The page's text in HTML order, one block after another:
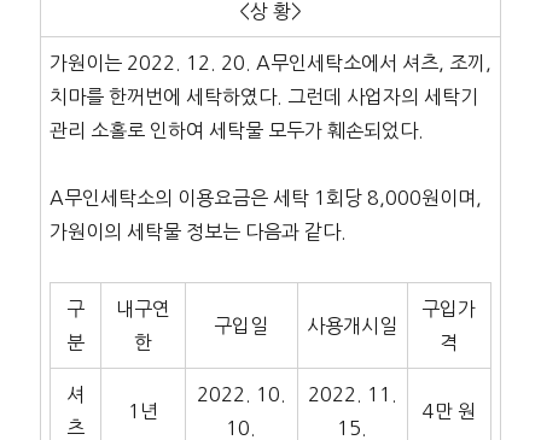
<상 황>
가원이는 2022. 12. 20. A무인세탁소에서 셔츠, 조끼,
치마를 한꺼번에 세탁하였다. 그런데 사업자의 세탁기
관리 소홀로 인하여 세탁물 모두가 훼손되었다.
A무인세탁소의 이용요금은 세탁 1회당 8,000원이며,
가원이의 세탁물 정보는 다음과 같다.
구
분
내구연
한
구입일 사용개시일
구입가
격
셔
츠
1년
2022. 10.
10.
2022. 11.
15.
4만 원